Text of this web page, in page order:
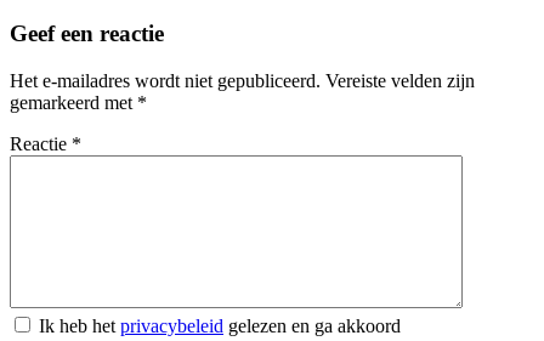
Geef een reactie
Het e-mailadres wordt niet gepubliceerd. Vereiste velden zijn
gemarkeerd met *
Reactie *
Ik heb het privacybeleid gelezen en ga akkoord